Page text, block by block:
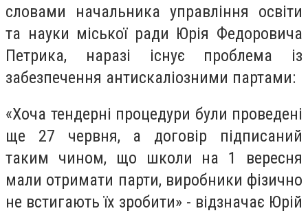
словами начальника управління освіти
та науки міської ради Юрія Федоровича
Петрика, наразі існує проблема із
забезпечення антискаліозними партами:
«Хоча тендерні процедури були проведені
ще 27 червня, а договір підписаний
таким чином, що школи на 1 вересня
мали отримати парти, виробники фізично
не встигають їх зробити» - відзначає Юрій